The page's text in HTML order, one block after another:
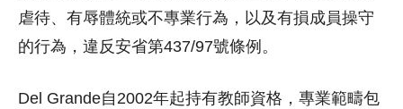
虐待、有辱體統或不專業行為，以及有損成員操守
的行為，違反安省第437/97號條例。
Del Grande自2002年起持有教師資格，專業範疇包